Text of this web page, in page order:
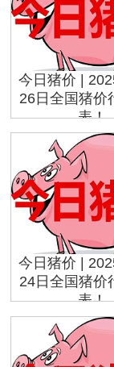
今日猪价 |
26日全国猪价
表！
今日猪价 |
24日全国猪价
表！